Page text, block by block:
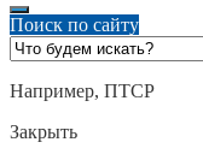
Поиск по сайту
Например, ПТСР
Закрыть